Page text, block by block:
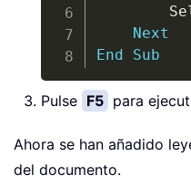
Next
End
Sub
Pulse F5 para
Ahora se han añadido
del documento.